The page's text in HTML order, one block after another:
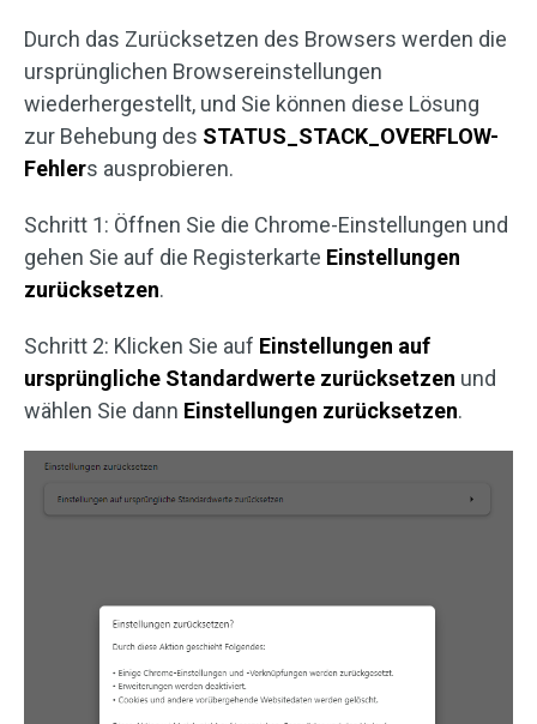
Durch das Zurücksetzen des Browsers werden die
ursprünglichen Browsereinstellungen
wiederhergestellt, und Sie können diese Lösung
zur Behebung des STATUS_STACK_OVERFLOW-
Fehlers ausprobieren.
Schritt 1: Öffnen Sie die Chrome-Einstellungen und
gehen Sie auf die Registerkarte Einstellungen
zurücksetzen.
Schritt 2: Klicken Sie auf Einstellungen auf
ursprüngliche Standardwerte zurücksetzen und
wählen Sie dann Einstellungen zurücksetzen.